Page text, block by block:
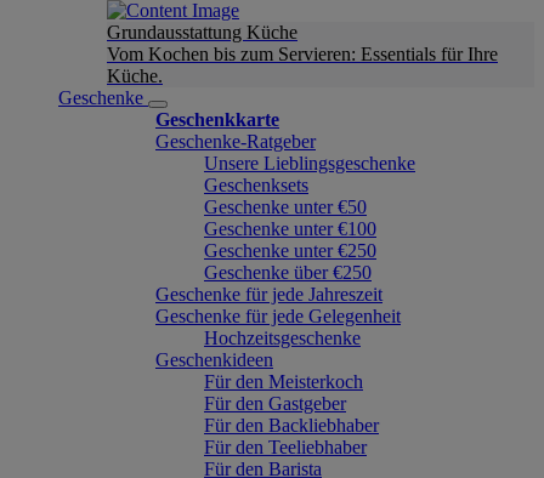
Grundausstattung Küche
Vom Kochen bis zum Servieren: Essentials für Ihre
Küche.
Geschenke
Geschenkkarte
Geschenke-Ratgeber
Unsere Lieblingsgeschenke
Geschenksets
Geschenke unter €50
Geschenke unter €100
Geschenke unter €250
Geschenke über €250
Geschenke für jede Jahreszeit
Geschenke für jede Gelegenheit
Hochzeitsgeschenke
Geschenkideen
Für den Meisterkoch
Für den Gastgeber
Für den Backliebhaber
Für den Teeliebhaber
Für den Barista